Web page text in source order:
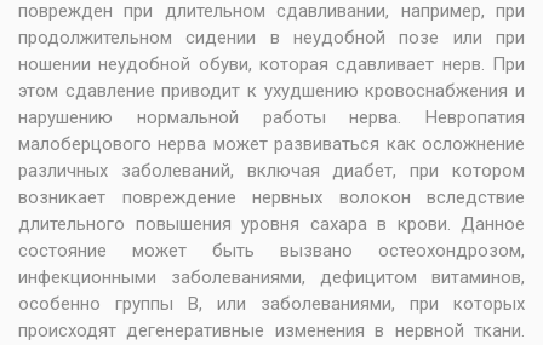
поврежден при длительном сдавливании, например, при
продолжительном сидении в неудобной позе или при
ношении неудобной обуви, которая сдавливает нерв. При
этом сдавление приводит к ухудшению кровоснабжения и
нарушению нормальной работы нерва. Невропатия
малоберцового нерва может развиваться как осложнение
различных заболеваний, включая диабет, при котором
возникает повреждение нервных волокон вследствие
длительного повышения уровня сахара в крови. Данное
состояние может быть вызвано остеохондрозом,
инфекционными заболеваниями, дефицитом витаминов,
особенно группы В, или заболеваниями, при которых
происходят дегенеративные изменения в нервной ткани.